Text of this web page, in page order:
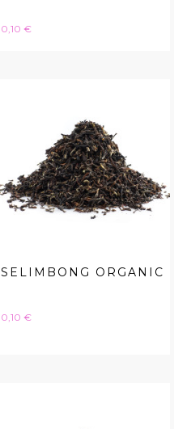
Hinta
0,10 €
SELIMBONG ORGANIC
Hinta
0,10 €